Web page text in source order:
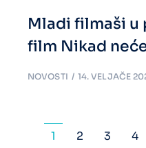
Mladi filmaši u
film Nikad
NOVOSTI 14. VELJAČE
1 2 3 4